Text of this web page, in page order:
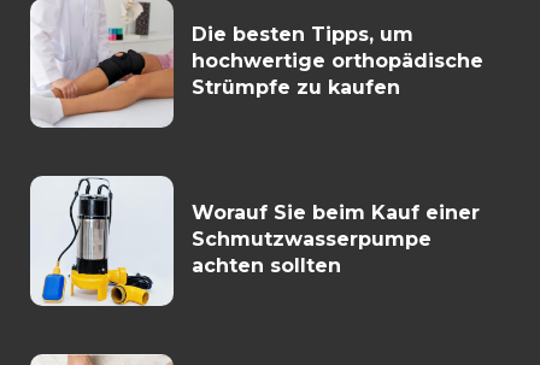
Die besten Tipps, um
hochwertige orthopädische
Strümpfe zu kaufen
Worauf Sie beim Kauf einer
Schmutzwasserpumpe
achten sollten